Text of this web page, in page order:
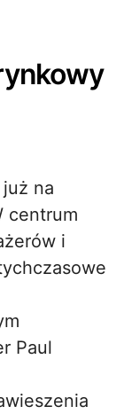
już na
centrum
i
Paul